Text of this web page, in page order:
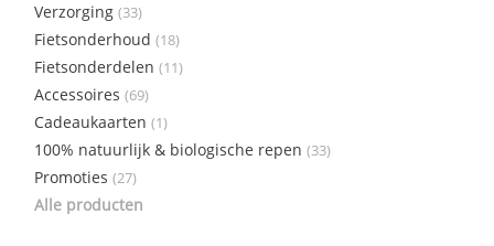
Verzorging (33)
Fietsonderhoud (18)
Fietsonderdelen (11)
Accessoires (69)
Cadeaukaarten (1)
100% natuurlijk & biologische repen (33)
Promoties (27)
Alle producten